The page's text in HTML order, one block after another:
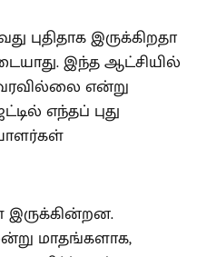
புதிதாக இருக்கிறதா
இந்த ஆட்சியில்
என்று
எந்தப் புது
மாதங்களாக,